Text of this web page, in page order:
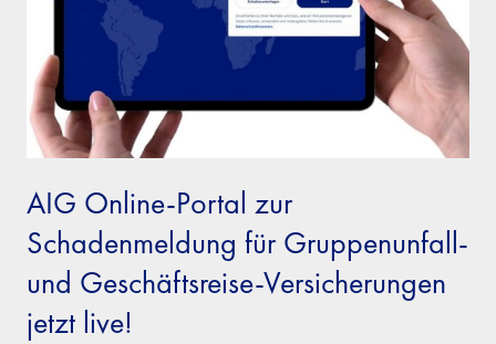
AIG Online-Portal zur
Schadenmeldung für Gruppenunfall-
und Geschäftsreise-Versicherungen
jetzt live!